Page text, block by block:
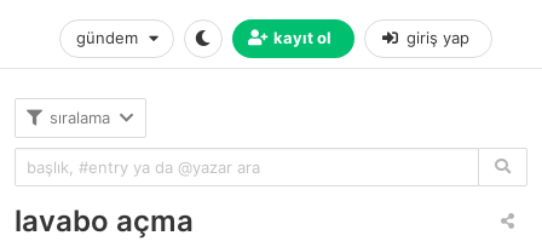
gündem kayıt ol giriş yap
sıralama
lavabo açma